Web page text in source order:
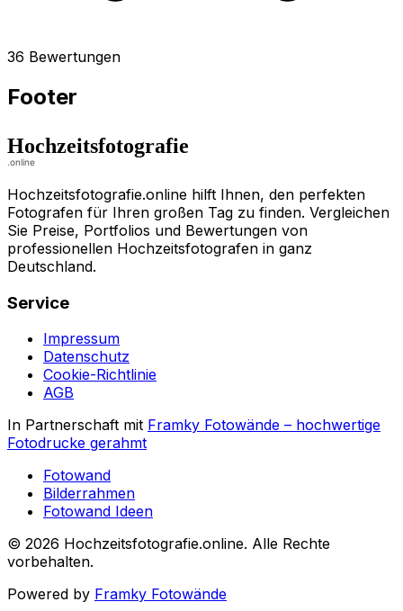
36 Bewertungen
Footer
Hochzeitsfotografie.online hilft Ihnen, den perfekten
Fotografen für Ihren großen Tag zu finden. Vergleichen
Sie Preise, Portfolios und Bewertungen von
professionellen Hochzeitsfotografen in ganz
Deutschland.
Service
Impressum
Datenschutz
Cookie-Richtlinie
AGB
In Partnerschaft mit Framky Fotowände – hochwertige
Fotodrucke gerahmt
Fotowand
Bilderrahmen
Fotowand Ideen
© 2026 Hochzeitsfotografie.online. Alle Rechte
vorbehalten.
Powered by Framky Fotowände